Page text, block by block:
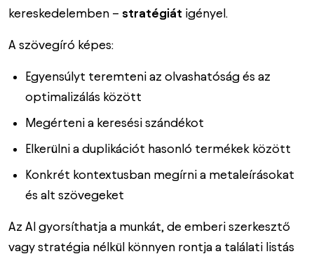
kereskedelemben – stratégiát igényel.
A szövegíró képes:
Egyensúlyt teremteni az olvashatóság és az
optimalizálás között
Megérteni a keresési szándékot
Elkerülni a duplikációt hasonló termékek között
Konkrét kontextusban megírni a metaleírásokat
és alt szövegeket
Az AI gyorsíthatja a munkát, de emberi szerkesztő
vagy stratégia nélkül könnyen rontja a találati listás